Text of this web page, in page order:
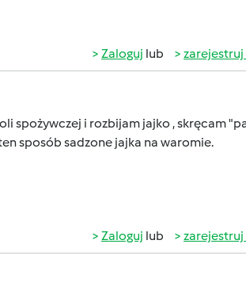
Zaloguj lub zarejestruj
spożywczej i rozbijam jajko , skręcam
sposób sadzone jajka na waromie.
Zaloguj lub zarejestruj